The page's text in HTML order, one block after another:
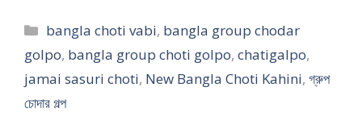
Categories
bangla choti vabi, bangla group chodar
golpo, bangla group choti golpo, chatigalpo,
jamai sasuri choti, New Bangla Choti Kahini, গ্রুপ
চোদার গল্প